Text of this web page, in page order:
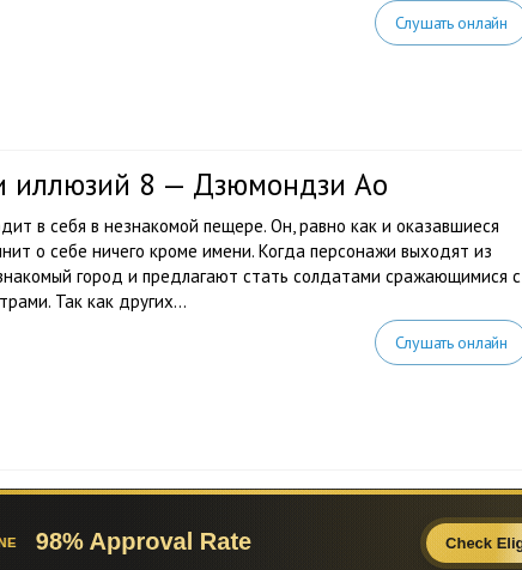
Слушать онлайн
иллюзий 8 — Дзюмондзи Ао
в себя в незнакомой пещере. Он, равно как и оказавшиеся
о себе ничего кроме имени. Когда персонажи выходят из
город и предлагают стать солдатами сражающимися с
Так как других...
Слушать онлайн